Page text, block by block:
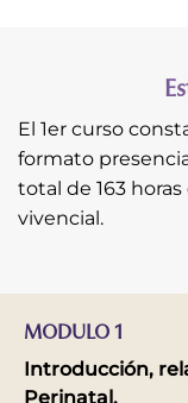
El 1er curso
formato
total de 163
vivencial.
MODULO 1
Introducción,
Perinatal.